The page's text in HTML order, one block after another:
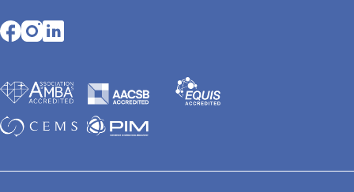
Opens in a new tab
Opens in a new tab
Opens in a new tab